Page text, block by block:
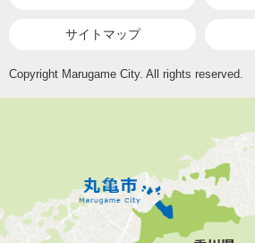
サイトマップ
Copyright Marugame City. All rights reserved.